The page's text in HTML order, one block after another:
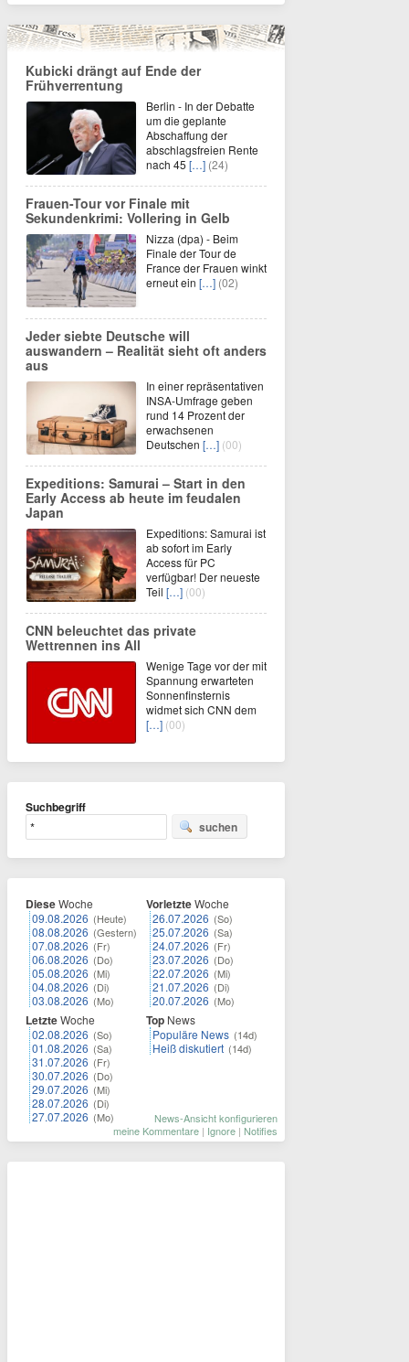
Kubicki drängt auf Ende der
Frühverrentung
Berlin - In der Debatte
um die geplante
Abschaffung der
abschlagsfreien Rente
nach 45 […] (24)
Frauen-Tour vor Finale mit
Sekundenkrimi: Vollering in Gelb
Nizza (dpa) - Beim
Finale der Tour de
France der Frauen winkt
erneut ein […] (02)
Jeder siebte Deutsche will
auswandern – Realität sieht oft anders
aus
In einer repräsentativen
INSA-Umfrage geben
rund 14 Prozent der
erwachsenen
Deutschen […] (00)
Expeditions: Samurai – Start in den
Early Access ab heute im feudalen
Japan
Expeditions: Samurai ist
ab sofort im Early
Access für PC
verfügbar! Der neueste
Teil […] (00)
CNN beleuchtet das private
Wettrennen ins All
Wenige Tage vor der mit
Spannung erwarteten
Sonnenfinsternis
widmet sich CNN dem
[…] (00)
Suchbegriff
suchen
DieseWoche
09.08.2026 (Heute)
08.08.2026 (Gestern)
07.08.2026 (Fr)
06.08.2026 (Do)
05.08.2026 (Mi)
04.08.2026 (Di)
03.08.2026 (Mo)
LetzteWoche
02.08.2026 (So)
01.08.2026 (Sa)
31.07.2026 (Fr)
30.07.2026 (Do)
29.07.2026 (Mi)
28.07.2026 (Di)
27.07.2026 (Mo)
VorletzteWoche
26.07.2026 (So)
25.07.2026 (Sa)
24.07.2026 (Fr)
23.07.2026 (Do)
22.07.2026 (Mi)
21.07.2026 (Di)
20.07.2026 (Mo)
Top News
Populäre News (14d)
Heiß diskutiert (14d)
News-Ansicht konfigurieren
meine Kommentare | Ignore | Notifies